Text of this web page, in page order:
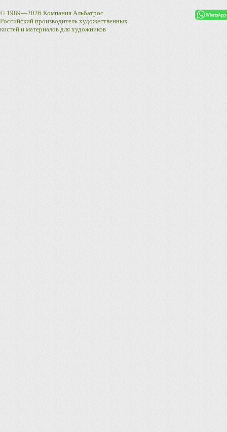
© 1989—2026 Компания Альбатрос
Российский производитель художественных
кистей и материалов для художников